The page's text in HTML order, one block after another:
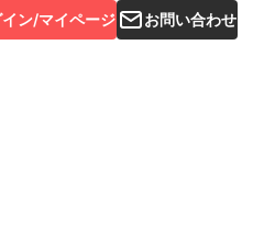
イン/マイページ お問い合わせ